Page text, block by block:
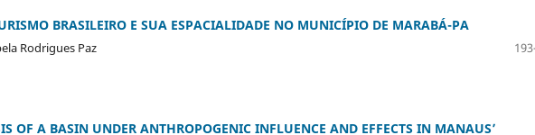
BRASILEIRO E SUA ESPACIALIDADE NO MUNICÍPIO DE MARABÁ-PA
Rodrigues Paz
OF A BASIN UNDER ANTHROPOGENIC INFLUENCE AND EFFECTS IN MANAUS’